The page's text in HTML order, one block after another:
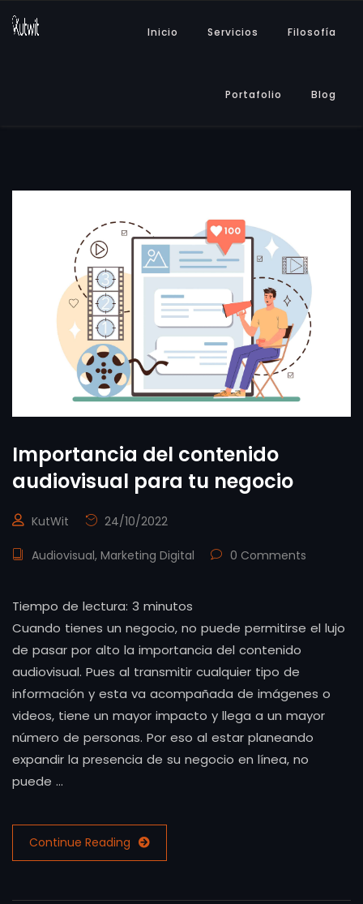
Inicio Servicios Filosofía
Portafolio Blog
Importancia del contenido
audiovisual para tu negocio
KutWit 24/10/2022
Audiovisual, Marketing Digital 0 Comments
Tiempo de lectura: 3 minutos
Cuando tienes un negocio, no puede permitirse el lujo
de pasar por alto la importancia del contenido
audiovisual. Pues al transmitir cualquier tipo de
información y esta va acompañada de imágenes o
videos, tiene un mayor impacto y llega a un mayor
número de personas. Por eso al estar planeando
expandir la presencia de su negocio en línea, no
puede …
Continue Reading